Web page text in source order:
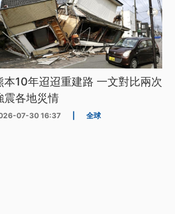
本10年迢迢重建路 一文對比兩次
震各地災情
07-30 16:37 全球